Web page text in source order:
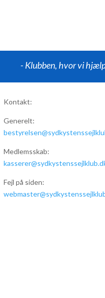
- Klubben, hvor vi
Kontakt:
Generelt:
Medlemsskab:
Fejl på siden: